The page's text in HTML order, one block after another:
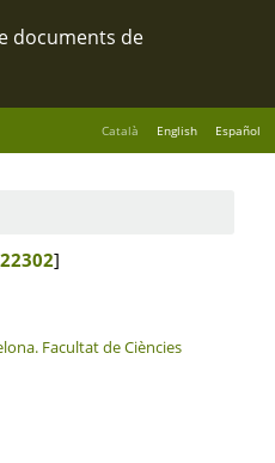
Català English Español
22302]
Facultat de Ciències